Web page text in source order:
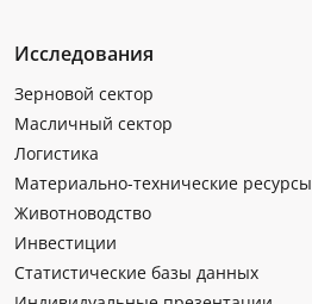
Исследования
Зерновой сектор
Масличный сектор
Логистика
Материально-технические ресурсы
Животноводство
Инвестиции
Статистические базы данных